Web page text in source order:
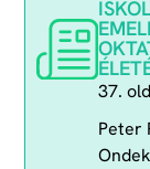
37.
Peter